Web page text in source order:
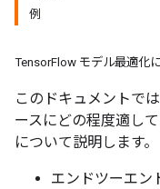
例
TensorFlow モデル最適化
このドキュメントで
ースにどの程度適し
について説明します。
エンドツーエン